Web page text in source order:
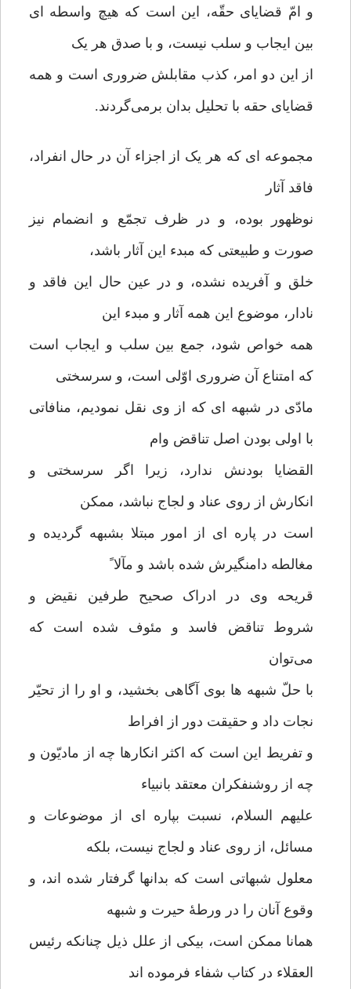
و امّ قضایای حقّه، این است که هیچ واسطه ای
بین ایجاب و سلب نیست، و با صدق هر یک
از این دو امر، کذب مقابلش ضروری است و همه
قضایای حقه با تحلیل بدان برمی‌گردند.
مجموعه ای که هر یک از اجزاء آن در حال انفراد،
فاقد آثار
نوظهور بوده، و در ظرف تجمّع و انضمام نیز
صورت و طبیعتی که مبدء این آثار باشد،
خلق و آفریده نشده، و در عین حال این فاقد و
نادار، موضوع این همه آثار و مبدء این
همه خواص شود، جمع بین سلب و ایجاب است
که امتناع آن ضروری اوّلی است، و سرسختی
مادّی در شبهه ای که از وی نقل نمودیم، منافاتی
با اولی بودن اصل تناقض وام
القضایا بودنش ندارد، زیرا اگر سرسختی و
انکارش از روی عناد و لجاج نباشد، ممکن
است در پاره ای از امور مبتلا بشبهه گردیده و
مغالطه دامنگیرش شده باشد و مآلا ً
قریحه وی در ادراک صحیح طرفین نقیض و
شروط تناقض فاسد و مئوف شده است که
می‌توان
با حلّ شبهه ها بوی آگاهی بخشید، و او را از تحیّر
نجات داد و حقیقت دور از افراط
و تفریط این است که اکثر انکارها چه از مادیّون و
چه از روشنفکران معتقد بانبیاء
علیهم السلام، نسبت بپاره ای از موضوعات و
مسائل، از روی عناد و لجاج نیست، بلکه
معلول شبهاتی است که بدانها گرفتار شده اند، و
وقوع آنان را در ورطۀ حیرت و شبهه
همانا ممکن است، بیکی از علل ذیل چنانکه رئیس
العقلاء در کتاب شفاء فرموده اند